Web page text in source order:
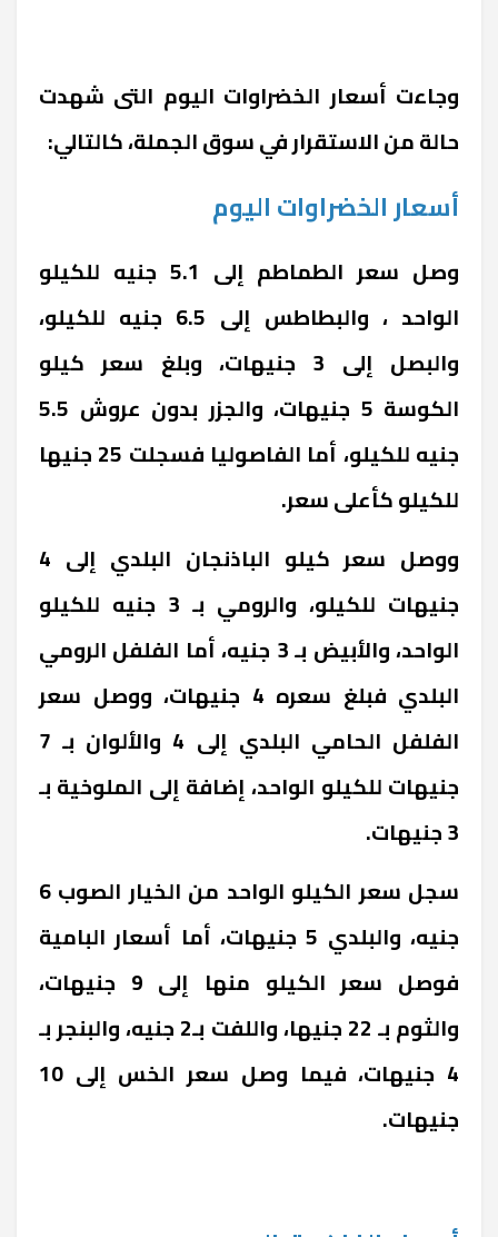
وجاءت أسعار الخضراوات اليوم التى شهدت
حالة من الاستقرار في سوق الجملة، كالتالي:
أسعارالخضراواتاليوم
وصل سعر الطماطم إلى 5.1 جنيه للكيلو
الواحد ، والبطاطس إلى 6.5 جنيه للكيلو،
والبصل إلى 3 جنيهات، وبلغ سعر كيلو
الكوسة 5 جنيهات، والجزر بدون عروش 5.5
جنيه للكيلو، أما الفاصوليا فسجلت 25 جنيها
للكيلو كأعلى سعر.
ووصل سعر كيلو الباذنجان البلدي إلى 4
جنيهات للكيلو، والرومي بـ 3 جنيه للكيلو
الواحد، والأبيض بـ 3 جنيه، أما الفلفل الرومي
البلدي فبلغ سعره 4 جنيهات، ووصل سعر
الفلفل الحامي البلدي إلى 4 والألوان بـ 7
جنيهات للكيلو الواحد، إضافة إلى الملوخية بـ
3 جنيهات.
سجل سعر الكيلو الواحد من الخيار الصوب 6
جنيه، والبلدي 5 جنيهات، أما أسعار البامية
فوصل سعر الكيلو منها إلى 9 جنيهات،
والثوم بـ 22 جنيها، واللفت بـ2 جنيه، والبنجر بـ
4 جنيهات، فيما وصل سعر الخس إلى 10
جنيهات.